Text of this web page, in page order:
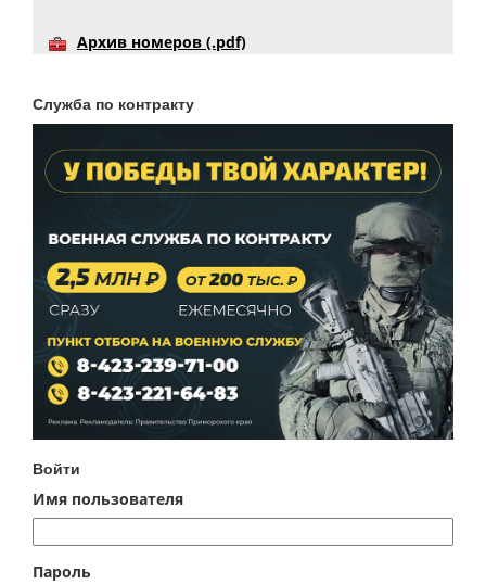
Архив номеров (.pdf)
Служба по контракту
Войти
Имя пользователя
Пароль